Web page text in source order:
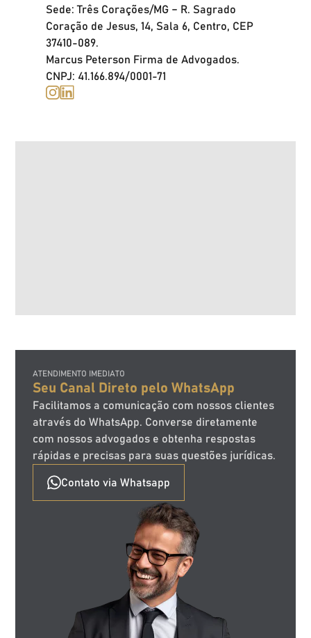
Sede: Três Corações/MG – R. Sagrado
Coração de Jesus, 14, Sala 6, Centro, CEP
37410-089.
Marcus Peterson Firma de Advogados.
CNPJ: 41.166.894/0001-71
ATENDIMENTO IMEDIATO
Seu Canal Direto pelo WhatsApp
Facilitamos a comunicação com nossos clientes
através do WhatsApp. Converse diretamente
com nossos advogados e obtenha respostas
rápidas e precisas para suas questões jurídicas.
Contato via Whatsapp